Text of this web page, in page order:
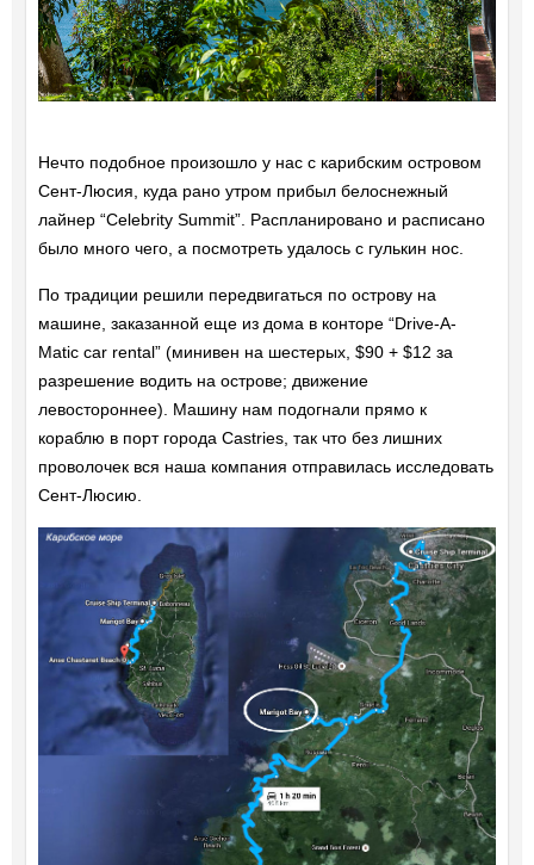
Нечто подобное произошло у нас с карибским островом
Сент-Люсия, куда рано утром прибыл белоснежный
лайнер “Celebrity Summit”. Распланировано и расписано
было много чего, а посмотреть удалось с гулькин нос.
По традиции решили передвигаться по острову на
машине, заказанной еще из дома в конторе “Drive-A-
Matic car rental” (минивен на шестерых, $90 + $12 за
разрешение водить на острове; движение
левостороннее). Машину нам подогнали прямо к
кораблю в порт города Castries, так что без лишних
проволочек вся наша компания отправилась исследовать
Сент-Люсию.